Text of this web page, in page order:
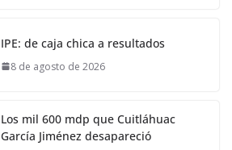
IPE: de caja chica a resultados
8 de agosto de 2026
Los mil 600 mdp que Cuitláhuac
García Jiménez desapareció